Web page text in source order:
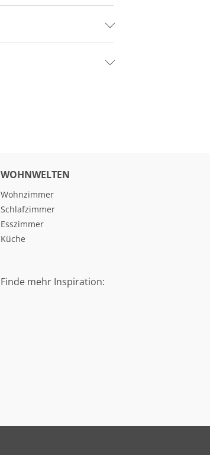
WOHNWELTEN
Wohnzimmer
Schlafzimmer
Esszimmer
Küche
Finde mehr Inspiration: